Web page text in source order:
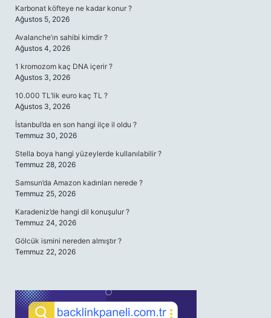
Karbonat köfteye ne kadar konur ?
Ağustos 5, 2026
Avalanche’ın sahibi kimdir ?
Ağustos 4, 2026
1 kromozom kaç DNA içerir ?
Ağustos 3, 2026
10.000 TL’lik euro kaç TL ?
Ağustos 3, 2026
İstanbul’da en son hangi ilçe il oldu ?
Temmuz 30, 2026
Stella boya hangi yüzeylerde kullanılabilir ?
Temmuz 28, 2026
Samsun’da Amazon kadınları nerede ?
Temmuz 25, 2026
Karadeniz’de hangi dil konuşulur ?
Temmuz 24, 2026
Gölcük ismini nereden almıştır ?
Temmuz 22, 2026